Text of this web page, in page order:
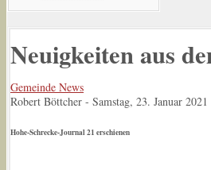
Neuigkeiten aus
Gemeinde News
Robert Böttcher - Samstag, 23. Januar 2021
Hohe-Schrecke-Journal 21 erschienen